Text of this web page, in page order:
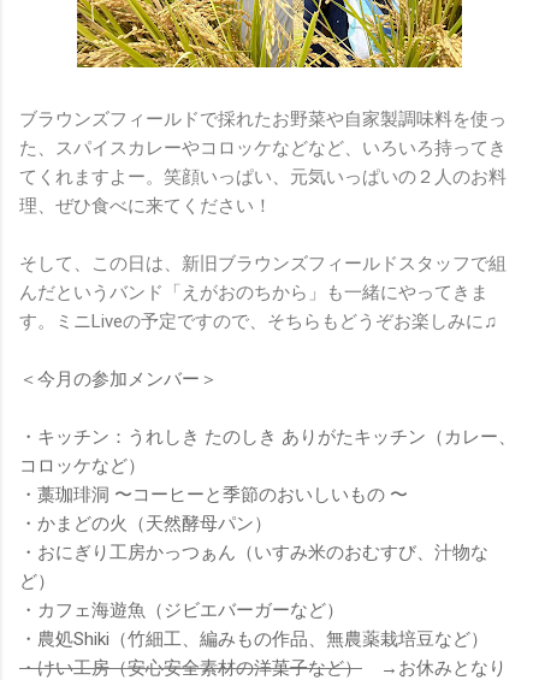
ブラウンズフィールドで採れたお野菜や自家製調味料を使っ
た、スパイスカレーやコロッケなどなど、いろいろ持ってき
てくれますよー。笑顔いっぱい、元気いっぱいの２人のお料
理、ぜひ食べに来てください！
そして、この日は、新旧ブラウンズフィールドスタッフで組
んだというバンド「えがおのちから」も一緒にやってきま
す。ミニLiveの予定ですので、そちらもどうぞお楽しみに♫
＜今月の参加メンバー＞
・キッチン：うれしき たのしき ありがたキッチン（カレー、
コロッケなど）
・ 藁珈琲洞 〜コーヒーと季節のおいしいもの 〜
・かまどの火（天然酵母パン）
・おにぎり工房かっつぁん（いすみ米のおむすび、汁物な
ど）
・カフェ海遊魚（ジビエバーガーなど）
・農処Shiki（竹細工、編みもの作品、無農薬栽培豆など）
・けい工房（安心安全素材の洋菓子など） →お休みとなり